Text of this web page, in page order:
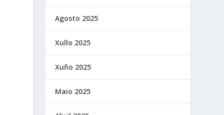
Agosto 2025
Xullo 2025
Xuño 2025
Maio 2025